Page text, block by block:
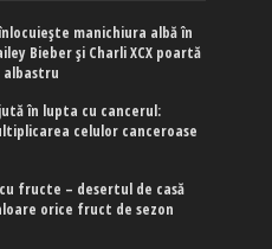
manichiura albă în
Bieber și Charli XCX poartă
albastru
în lupta cu cancerul:
celulor canceroase
fructe – desertul de casă
orice fruct de sezon